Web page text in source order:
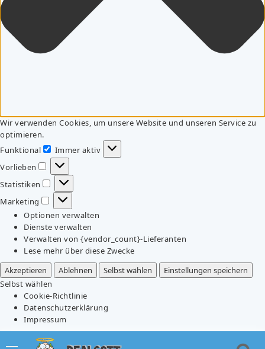
Wir verwenden Cookies, um unsere Website und unseren Service zu
optimieren.
Funktional
Funktional
Immer aktiv
Vorlieben
Vorlieben
Statistiken
Statistiken
Marketing
Marketing
Optionen verwalten
Dienste verwalten
Verwalten von {vendor_count}-Lieferanten
Lese mehr über diese Zwecke
Akzeptieren
Ablehnen Selbst wählen
Einstellungen speichern
Selbst wählen
Cookie-Richtlinie
Datenschutzerklärung
Impressum